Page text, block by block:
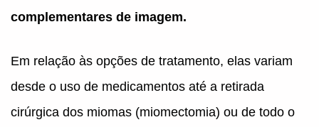
complementares de imagem.
Em relação às opções de tratamento, elas variam
desde o uso de medicamentos até a retirada
cirúrgica dos miomas (miomectomia) ou de todo o